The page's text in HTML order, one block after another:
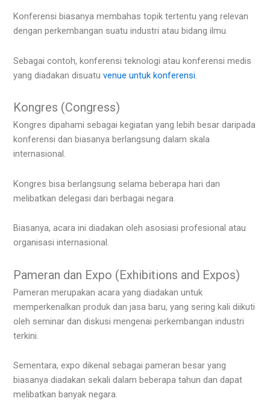
Konferensi biasanya membahas topik tertentu yang relevan
dengan perkembangan suatu industri atau bidang ilmu.
Sebagai contoh, konferensi teknologi atau konferensi medis
yang diadakan disuatuvenue untuk konferensi.
Kongres (Congress)
Kongres dipahami sebagai kegiatan yang lebih besar daripada
konferensi dan biasanya berlangsung dalam skala
internasional.
Kongres bisa berlangsung selama beberapa hari dan
melibatkan delegasi dari berbagai negara.
Biasanya, acara ini diadakan oleh asosiasi profesional atau
organisasi internasional.
Pameran dan Expo (Exhibitions and Expos)
Pameran merupakan acara yang diadakan untuk
memperkenalkan produk dan jasa baru, yang sering kali diikuti
oleh seminar dan diskusi mengenai perkembangan industri
terkini.
Sementara, expo dikenal sebagai pameran besar yang
biasanya diadakan sekali dalam beberapa tahun dan dapat
melibatkan banyak negara.